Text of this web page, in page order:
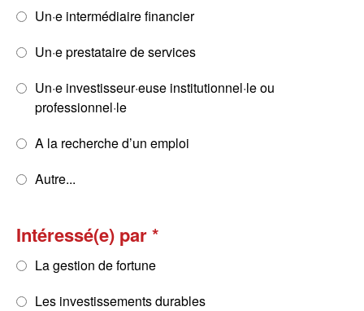
Un·e intermédiaire financier
Un·e prestataire de services
Un·e investisseur·euse institutionnel·le ou
professionnel·le
A la recherche d’un emploi
Autre...
Intéressé(e) par
La gestion de fortune
Les investissements durables